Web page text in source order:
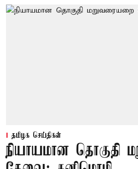
தமிழக செய்திகள்
நியாயமான தொகுதி